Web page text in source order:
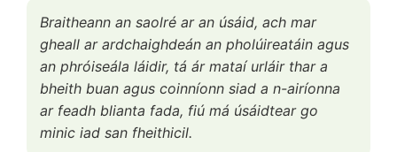
Braitheann an saolré ar an úsáid, ach mar
gheall ar ardchaighdeán an pholúireatáin agus
an phróiseála láidir, tá ár mataí urláir thar a
bheith buan agus coinníonn siad a n-airíonna
ar feadh blianta fada, fiú má úsáidtear go
minic iad san fheithicil.